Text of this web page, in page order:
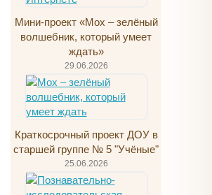
Мини-проект «Мох – зелёный
волшебник, который умеет
ждать»
29.06.2026
Краткосрочный проект ДОУ в
старшей группе № 5 "Учёные"
25.06.2026